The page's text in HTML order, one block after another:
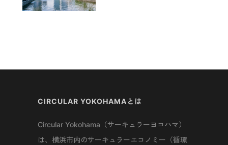
CIRCULAR YOKOHAMAとは
Circular Yokohama（サーキュラーヨコハマ）
は、横浜市内のサーキュラーエコノミー（循環